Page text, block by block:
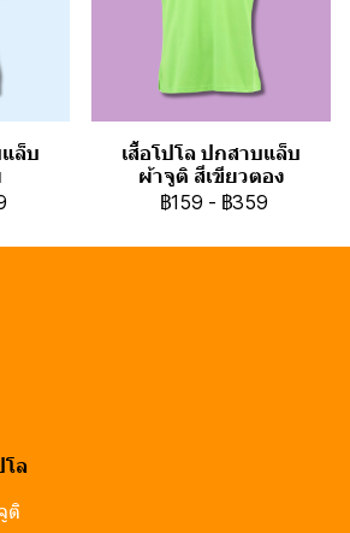
ล็บ
เสื้อโปโล ปกสาบแล็บ
ผ้าจูติ สีเขียวตอง
฿159 - ฿359
โล
ติ